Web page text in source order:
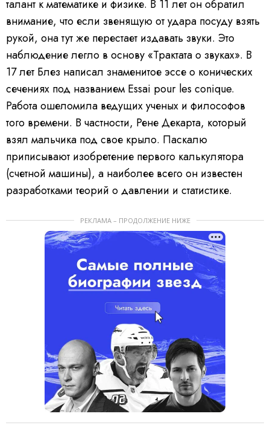
талант к математике и физике. В 11 лет он обратил
внимание, что если звенящую от удара посуду взять
рукой, она тут же перестает издавать звуки. Это
наблюдение легло в основу «Трактата о звуках». В
17 лет Блез написал знаменитое эссе о конических
сечениях под названием Essai pour les conique.
Работа ошеломила ведущих ученых и философов
того времени. В частности, Рене Декарта, который
взял мальчика под свое крыло. Паскалю
приписывают изобретение первого калькулятора
(счетной машины), а наиболее всего он известен
разработками теорий о давлении и статистике.
РЕКЛАМА – ПРОДОЛЖЕНИЕ НИЖЕ